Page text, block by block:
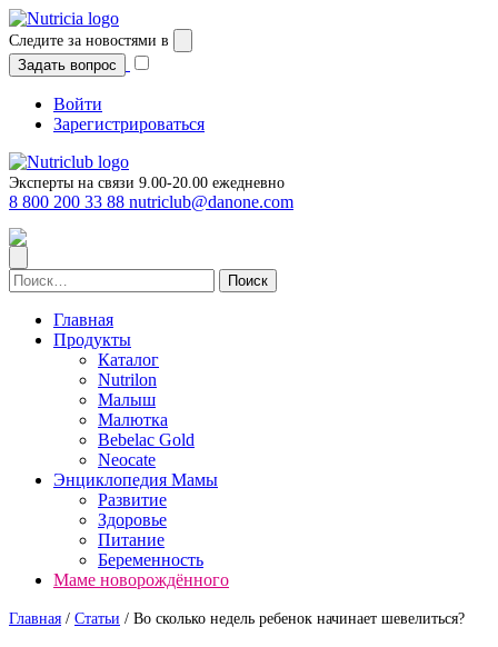
Перейти
к
содержимому
Следите за новостями в
Задать вопрос
Войти
Зарегистрироваться
Эксперты на связи 9.00-20.00 ежедневно
8 800 200 33 88 nutriclub@danone.com
Найти:
Главная
Продукты
Каталог
Nutrilon
Малыш
Малютка
Bebelac Gold
Neocate
Энциклопедия Мамы
Развитие
Здоровье
Питание
Беременность
Маме новорождённого
Главная / Cтатьи / Во сколько недель ребенок начинает шевелиться?